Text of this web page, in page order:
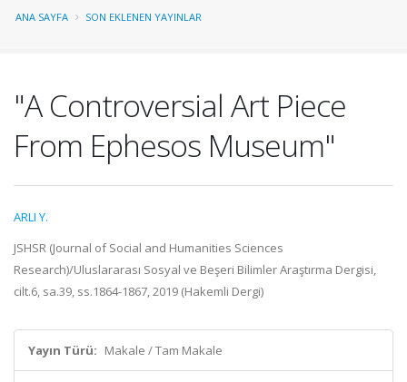
ANA SAYFA SON EKLENEN YAYINLAR
"A Controversial Art Piece
From Ephesos Museum"
ARLI Y.
JSHSR (Journal of Social and Humanities Sciences
Research)/Uluslararası Sosyal ve Beşeri Bilimler Araştırma Dergisi,
cilt.6, sa.39, ss.1864-1867, 2019 (Hakemli Dergi)
Yayın Türü: Makale / Tam Makale